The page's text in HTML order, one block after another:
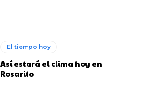
El tiempo hoy
Así estará el clima hoy en
Rosarito